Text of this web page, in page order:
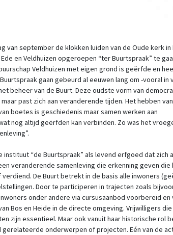
van september de klokken luiden van de Oude kerk in
en Veldhuizen opgeroepen “ter Buurtspraak” te
Veldhuizen met eigen grond is geërfde en
gaan gebeurd al eeuwen lang om -vooral in
beheer van de Buurt. Deze oudste vorm van
past zich aan veranderende tijden. Het hebben
boetes is geschiedenis maar samen werken aan
nog altijd geërfden kan verbinden. Zo was het
instituut “de Buurtspraak” als levend erfgoed dat zich
veranderende samenleving die erkenning geven die
De Buurt betrekt in de basis alle inwoners
Door te participeren in trajecten zoals
onder andere via cursusaanbod voorbereid
Bos en Heide in de directe omgeving. Vrijwilligers die
zijn essentieel. Maar ook vanuit haar historische rol
gerelateerde onderwerpen of projecten. Eén van de